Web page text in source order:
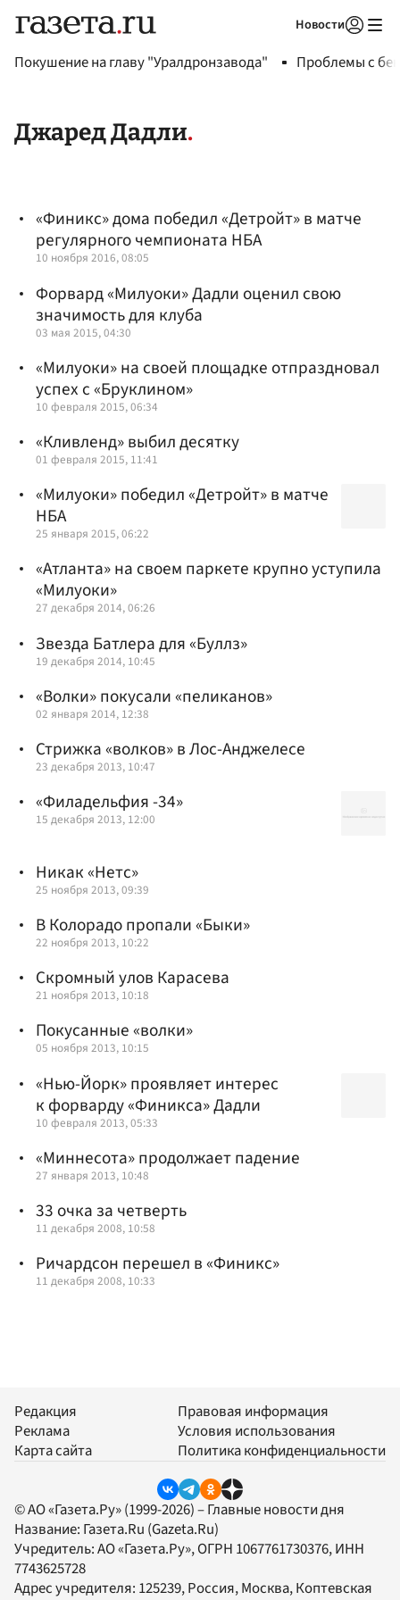
Новости
Покушение на главу "Уралдронзавода" Проблемы с
Джаред Дадли
«Финикс» дома победил «Детройт» в матче
регулярного чемпионата НБА
10 ноября 2016, 08:05
Форвард «Милуоки» Дадли оценил свою
значимость для клуба
03 мая 2015, 04:30
«Милуоки» на своей площадке отпраздновал
успех с «Бруклином»
10 февраля 2015, 06:34
«Кливленд» выбил десятку
01 февраля 2015, 11:41
«Милуоки» победил «Детройт» в матче
НБА
25 января 2015, 06:22
«Атланта» на своем паркете крупно уступила
«Милуоки»
27 декабря 2014, 06:26
Звезда Батлера для «Буллз»
19 декабря 2014, 10:45
«Волки» покусали «пеликанов»
02 января 2014, 12:38
Стрижка «волков» в Лос-Анджелесе
23 декабря 2013, 10:47
«Филадельфия -34»
15 декабря 2013, 12:00
Никак «Нетс»
25 ноября 2013, 09:39
В Колорадо пропали «Быки»
22 ноября 2013, 10:22
Скромный улов Карасева
21 ноября 2013, 10:18
Покусанные «волки»
05 ноября 2013, 10:15
«Нью-Йорк» проявляет интерес
к форварду «Финикса» Дадли
10 февраля 2013, 05:33
«Миннесота» продолжает падение
27 января 2013, 10:48
33 очка за четверть
11 декабря 2008, 10:58
Ричардсон перешел в «Финикс»
11 декабря 2008, 10:33
Редакция
Реклама
Карта сайта
Правовая информация
Условия использования
Политика конфиденциальности
© АО «Газета.Ру» (1999-2026) – Главные новости дня
Название: Газета.Ru (Gazeta.Ru)
Учредитель:АО «Газета.Ру», ОГРН 1067761730376, ИНН
7743625728
Адрес учредителя: 125239, Россия, Москва, Коптевская